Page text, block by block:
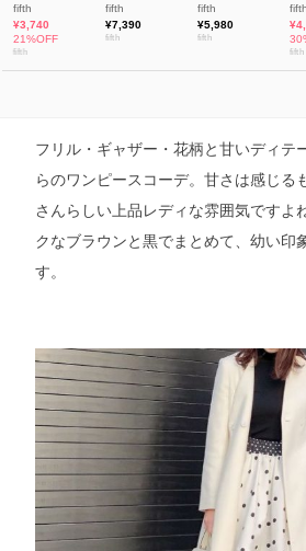
フリル・ギャザー・花柄と甘いディテ
らのワンピースコーデ。甘さは感じる
さんらしい上品レディな雰囲気ですよ
クなブラウンと黒でまとめて、幼い印
す。